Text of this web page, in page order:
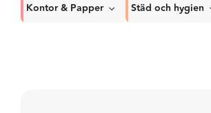
Kontor & Papper Städ och hygien